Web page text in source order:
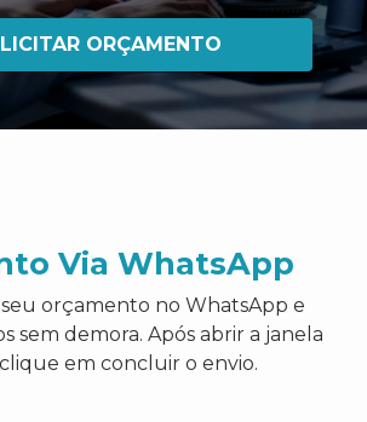
ORÇAMENTO
Via WhatsApp
orçamento no WhatsApp e
sem demora. Após abrir a janela
em concluir o envio.